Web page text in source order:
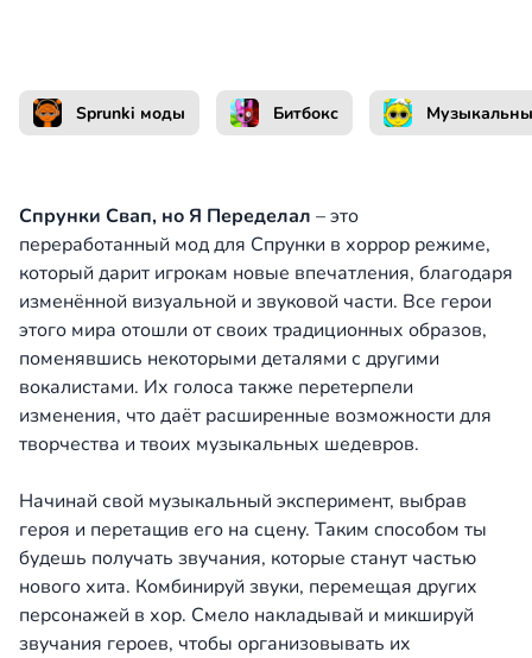
Sprunki моды Битбокс
Спрунки Свап, но Я Переделал – это
переработанный мод для Спрунки в хоррор режиме,
который дарит игрокам новые впечатления, благодаря
изменённой визуальной и звуковой части. Все герои
этого мира отошли от своих традиционных образов,
поменявшись некоторыми деталями с другими
вокалистами. Их голоса также перетерпели
изменения, что даёт расширенные возможности для
творчества и твоих музыкальных шедевров.
Начинай свой музыкальный эксперимент, выбрав
героя и перетащив его на сцену. Таким способом ты
будешь получать звучания, которые станут частью
нового хита. Комбинируй звуки, перемещая других
персонажей в хор. Смело накладывай и микшируй
звучания героев, чтобы организовывать их